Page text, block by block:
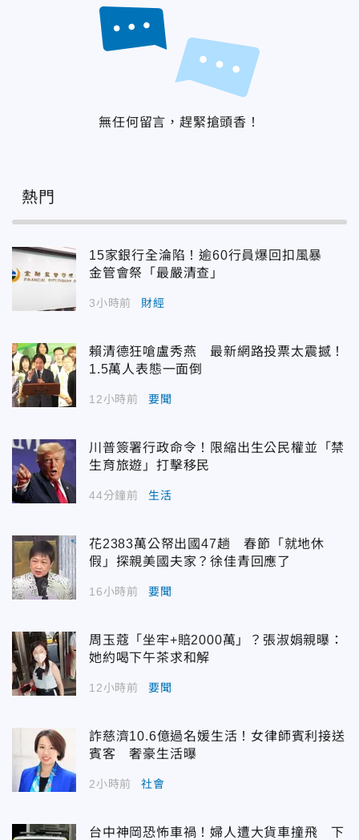
無任何留言，趕緊搶頭香！
熱門
15家銀行全淪陷！逾60行員爆回扣風暴
金管會祭「最嚴清查」
3小時前 財經
賴清德狂嗆盧秀燕 最新網路投票太震撼！
1.5萬人表態一面倒
12小時前 要聞
川普簽署行政命令！限縮出生公民權並「禁
生育旅遊」打擊移民
44分鐘前 生活
花2383萬公帑出國47趟 春節「就地休
假」探親美國夫家？徐佳青回應了
16小時前 要聞
周玉蔻「坐牢+賠2000萬」？張淑娟親曝：
她約喝下午茶求和解
12小時前 要聞
詐慈濟10.6億過名媛生活！女律師賓利接送
賓客 奢豪生活曝
2小時前 社會
台中神岡恐怖車禍！婦人遭大貨車撞飛 下